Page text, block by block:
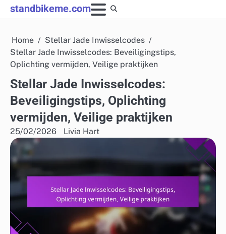
Skip
to
standbikeme.com
Home
Stellar Jade Inwisselcodes
Stellar Jade Inwisselcodes: Beveiligingstips,
Oplichting vermijden, Veilige praktijken
Stellar Jade Inwisselcodes:
Beveiligingstips, Oplichting
vermijden, Veilige praktijken
25/02/2026 Livia Hart